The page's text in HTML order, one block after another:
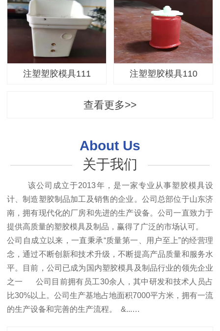
注塑塑胶模具111 注塑塑胶模具110
查看更多>>
About Us
关于我们
该公司成立于2013年，是一家专业从事塑胶模具设
计、制造塑胶制品加工及销售的企业。公司总部位于山东济
南，拥有现代化的厂房和先进的生产设备。公司一直致力于
提供高质量的塑胶模具及制品，赢得了广泛的市场认可。
公司自成立以来，一直秉承“质量第一、用户至上”的经营理
念，通过不断创新和技术升级，不断提高产品质量和服务水
平。目前，公司已成为国内塑胶模具及制品行业的领先企业
之一 公司目前拥有员工30余人，其中研发和技术人员占
比30%以上。公司生产基地占地面积7000平方米，拥有一流
的生产设备和完善的生产流程。 &...…